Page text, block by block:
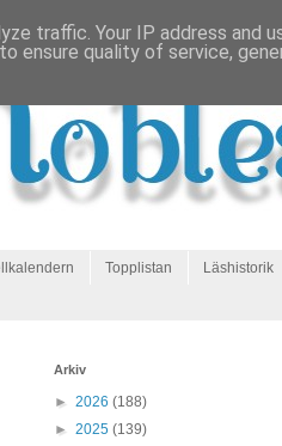
Topplistan Läshistorik
Arkiv
► 2026 (188)
► 2025 (139)
traffic. Your IP address and
ensure quality of service,